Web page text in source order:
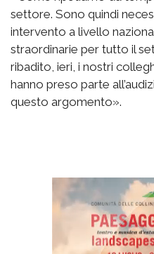
settore. Sono quindi
intervento a livello
straordinarie per tutto il
ribadito, ieri, i nostri
hanno preso parte
questo argomento».